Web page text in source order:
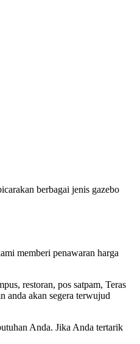
berbagai jenis gazebo
memberi penawaran harga
restoran, pos satpam, Teras
anda akan segera terwujud
Anda. Jika Anda tertarik